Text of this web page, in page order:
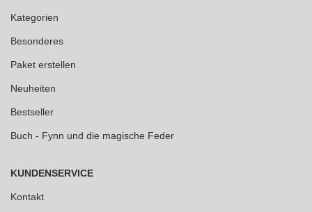
Kategorien
Besonderes
Paket erstellen
Neuheiten
Bestseller
Buch - Fynn und die magische Feder
KUNDENSERVICE
Kontakt